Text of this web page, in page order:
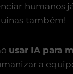
humanos
também!
usar IA para
a